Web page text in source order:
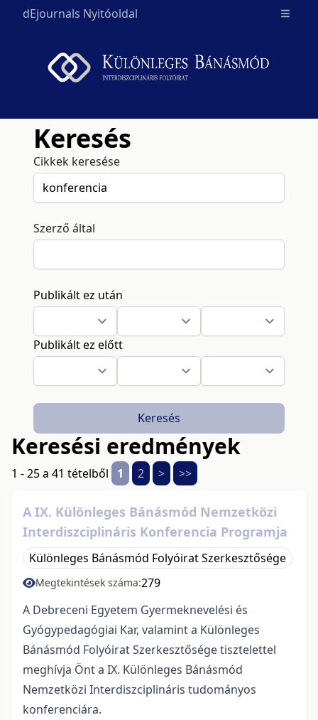
dEjournals Nyitóoldal Open
Keresés
Cikkek keresése
Szerző által
Publikált ez után
Publikált ez előtt
Keresés
Keresési eredmények
1 - 25 a 41 tételből 1 2 > >>
A IX. Különleges Bánásmód Nemzetközi
Interdiszciplináris Konferencia Programja
Különleges Bánásmód Folyóirat Szerkesztősége
Megtekintések száma:279
A Debreceni Egyetem Gyermeknevelési és
Gyógypedagógiai Kar, valamint a Különleges
Bánásmód Folyóirat Szerkesztősége tisztelettel
meghívja Önt a IX. Különleges Bánásmód
Nemzetközi Interdiszciplináris tudományos
konferenciára.